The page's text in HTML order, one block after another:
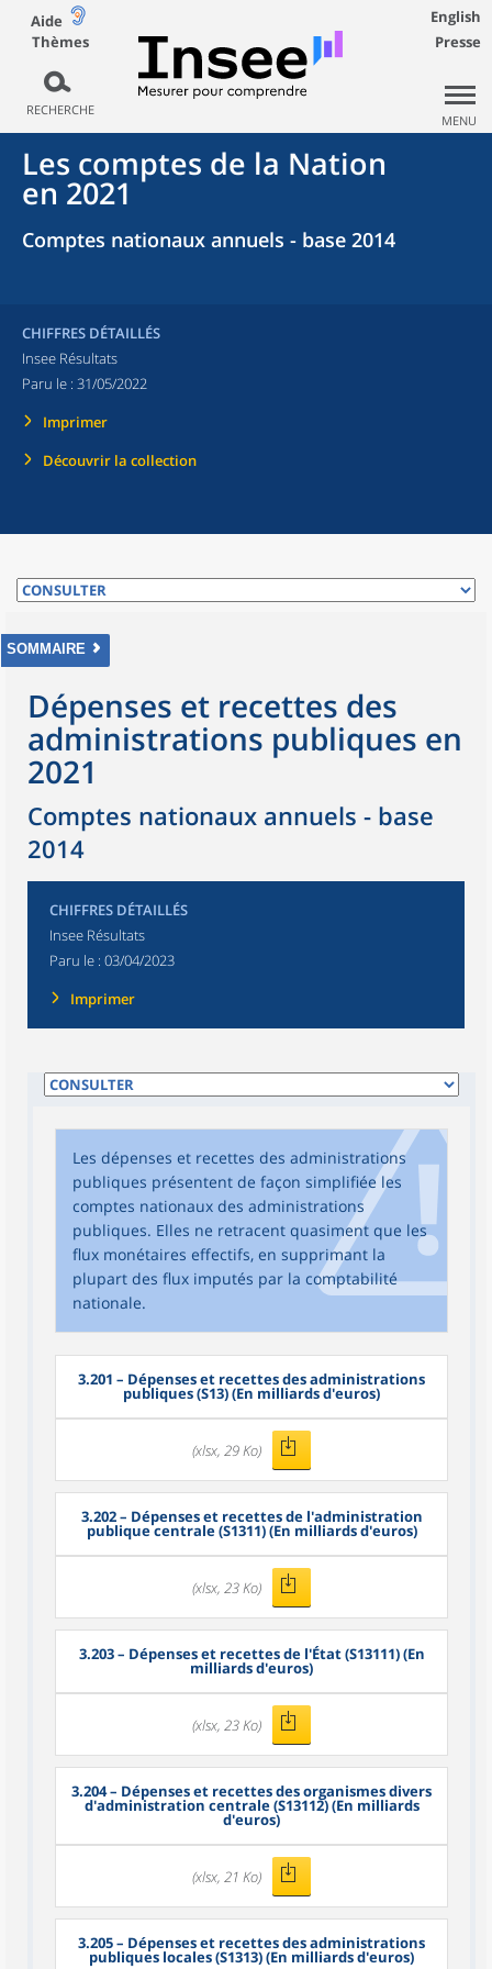
Aide
Thèmes
RECHERCHE
English
Presse
MENU
Les comptes de la Nation
en 2021
Comptes nationaux annuels - base 2014
CHIFFRES DÉTAILLÉS
Insee Résultats
Paru le : 31/05/2022
Imprimer
Découvrir la collection
SOMMAIRE
Dépenses et recettes des
administrations publiques en
2021
Comptes nationaux annuels - base
2014
CHIFFRES DÉTAILLÉS
Insee Résultats
Paru le : 03/04/2023
Imprimer
Les dépenses et recettes des administrations
publiques présentent de façon simplifiée les
comptes nationaux des administrations
publiques. Elles ne retracent quasiment que les
flux monétaires effectifs, en supprimant la
plupart des flux imputés par la comptabilité
nationale.
3.201 – Dépenses et recettes des administrations
publiques (S13) (En milliards d'euros)
(xlsx, 29 Ko)
3.202– Dépenses et recettes de l'administration
publique centrale (S1311) (En milliards d'euros)
(xlsx, 23 Ko)
3.203– Dépenses et recettes de l'État (S13111) (En
milliards d'euros)
(xlsx, 23 Ko)
3.204– Dépenses et recettes des organismes divers
d'administration centrale (S13112) (En milliards
d'euros)
(xlsx, 21 Ko)
3.205– Dépenses et recettes des administrations
publiques locales (S1313) (En milliards d'euros)